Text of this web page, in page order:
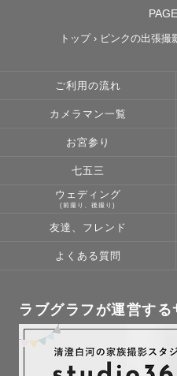
トップ › ピンクの出張撮
ご利用の流れ
カメラマン一覧
お宮参り
七五三
ウェディング
(前撮り、後撮り)
友達、フレンド
よくある質問
ラブグラフが運営する